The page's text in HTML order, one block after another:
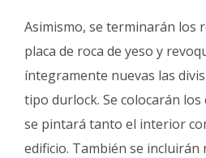
Asimismo, se terminarán los
placa de roca de yeso y
íntegramente nuevas las
tipo durlock. Se colocarán
se pintará tanto el interior
edificio. También se incluirán